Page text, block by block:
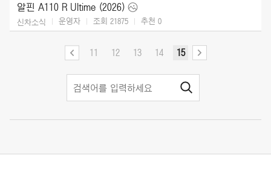
알핀 A110 R Ultime (2026)
신차소식 운영자 조회 21875 추천 0
11 12 13 14 15